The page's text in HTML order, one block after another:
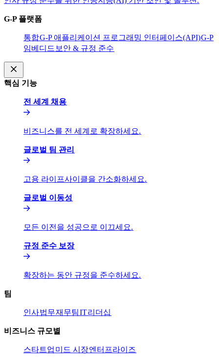
G-P 플랫폼​​
통합​​G-P 애플리케이션 프로그래밍 인터페이스(API)​​G-P
임베디드​​ 보안 & 규정 준수​​
핵심 기능​​
전 세계 채용​​
비즈니스를 전 세계로 확장하세요.​​
글로벌 팀 관리​​
고용 라이프사이클을 간소화하세요.​​
글로벌 이동성​​
모든 이전을 성공으로 이끄세요.​​
규정 준수 보장​​
확장하는 동안 규정을 준수하세요.​​
팀​​
인사​​법무​​재무팀​​IT​​리더십​​
비즈니스 규모별​​
스타트업​​ 미드 시장​​엔터프라이즈​​